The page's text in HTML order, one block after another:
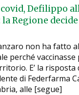
Defilippo
la Regione
non ha fatto
perché
E’ la risposta
di Federfarma
alle [segue]